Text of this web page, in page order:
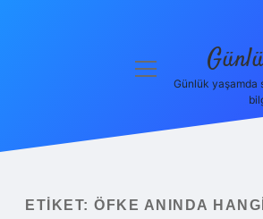
menüyü
Günlük yaşamda
ETIKET: ÖFKE ANINDA